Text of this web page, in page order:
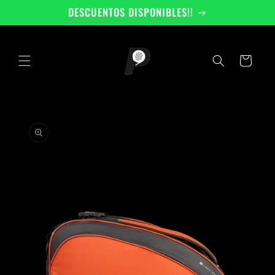
al contenido
DESCUENTOS DISPONIBLES!!
Carrito
información